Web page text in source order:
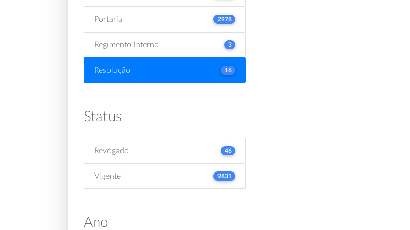
Portaria 2978
Regimento Interno 3
Resolução 16
Status
Revogado 46
Vigente 9831
Ano